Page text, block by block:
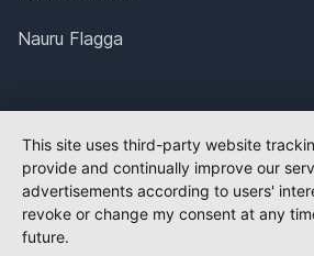
Nauru Flagga
This site uses third-party website
provide and continually improve our
advertisements according to users'
revoke or change my consent at any
future.